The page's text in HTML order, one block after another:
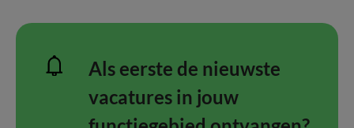
Als eerste de nieuwste
vacatures in jouw